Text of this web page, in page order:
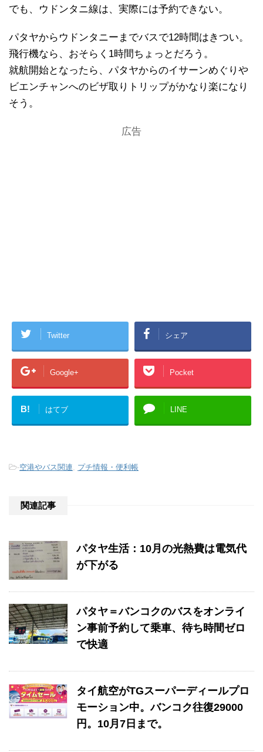
でも、ウドンタニ線は、実際には予約できない。
パタヤからウドンタニーまでバスで12時間はきつい。
飛行機なら、おそらく1時間ちょっとだろう。
就航開始となったら、パタヤからのイサーンめぐりや
ビエンチャンへのビザ取りトリップがかなり楽になり
そう。
広告
Twitter シェア
Google+ Pocket
B! はてブ LINE
-空港やバス関連 プチ情報・便利帳
関連記事
パタヤ生活：10月の光熱費は電気代
が下がる
パタヤ＝バンコクのバスをオンライ
ン事前予約して乗車、待ち時間ゼロ
で快適
タイ航空がTGスーパーディールプロ
モーション中。バンコク往復29000
円。10月7日まで。